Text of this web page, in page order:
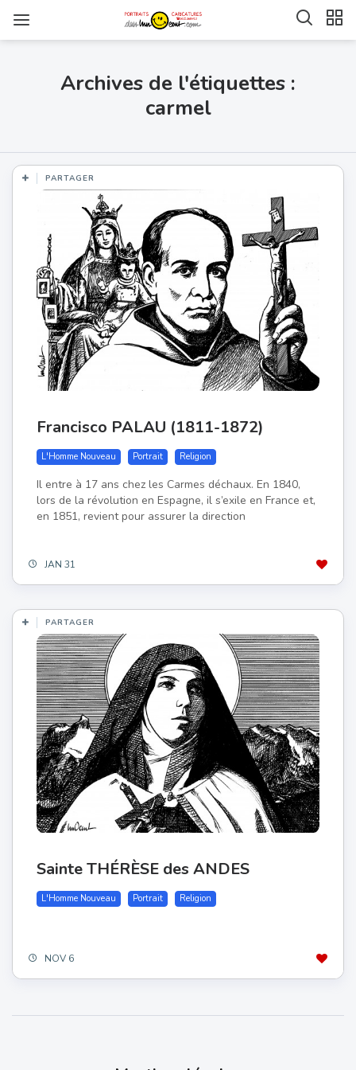
Archives de l'étiquettes :
carmel
PARTAGER
Francisco PALAU (1811-1872)
L'Homme Nouveau Portrait Religion
Il entre à 17 ans chez les Carmes déchaux. En 1840,
lors de la révolution en Espagne, il s’exile en France et,
en 1851, revient pour assurer la direction
JAN 31
PARTAGER
Sainte THÉRÈSE des ANDES
L'Homme Nouveau Portrait Religion
NOV 6